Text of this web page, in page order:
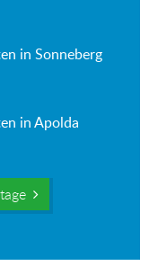
in Sonneberg
in Apolda